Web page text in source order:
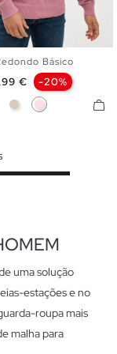
Básico
€ -20%
Off WhiteRosa Em Pó
uma solução
estações e no
roupa mais
malha para